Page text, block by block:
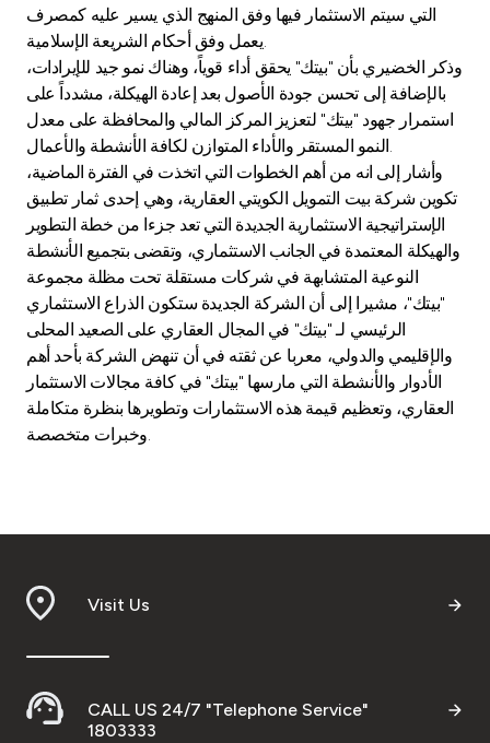
التي سيتم الاستثمار فيها وفق المنهج الذي يسير عليه كمصرف
يعمل وفق أحكام الشريعة الإسلامية.
وذكر الخضيري بأن "بيتك" يحقق أداء قوياً، وهناك نمو جيد للإيرادات،
بالإضافة إلى تحسن جودة الأصول بعد إعادة الهيكلة، مشدداً على
استمرار جهود "بيتك" لتعزيز المركز المالي والمحافظة على معدل
النمو المستقر والأداء المتوازن لكافة الأنشطة والأعمال.
وأشار إلى انه من أهم الخطوات التي اتخذت في الفترة الماضية،
تكوين شركة بيت التمويل الكويتي العقارية، وهي إحدى ثمار تطبيق
الإستراتيجية الاستثمارية الجديدة التي تعد جزءا من خطة التطوير
والهيكلة المعتمدة في الجانب الاستثماري، وتقضى بتجميع الأنشطة
النوعية المتشابهة في شركات مستقلة تحت مظلة مجموعة
"بيتك"، مشيرا إلى أن الشركة الجديدة ستكون الذراع الاستثماري
الرئيسي لـ "بيتك" في المجال العقاري على الصعيد المحلى
والإقليمي والدولي، معربا عن ثقته في أن تنهض الشركة بأحد أهم
الأدوار والأنشطة التي مارسها "بيتك" في كافة مجالات الاستثمار
العقاري، وتعظيم قيمة هذه الاستثمارات وتطويرها بنظرة متكاملة
وخبرات متخصصة.
Visit Us
CALL US 24/7 "Telephone Service"
1803333